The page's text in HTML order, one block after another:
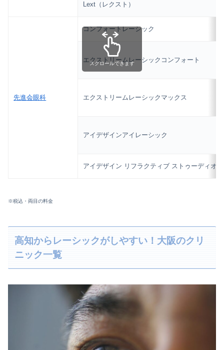
Lext（レクスト）
先進会眼科
コンフォートレーシック
エクストリームレーシックコンフォート
エクストリームレーシックマックス
アイデザインアイレーシック
アイデザイン リフラクティブ ストゥーディオ
スクロールできます
※税込・両目の料金
高知からレーシックがしやすい！大阪のクリ
ニック一覧